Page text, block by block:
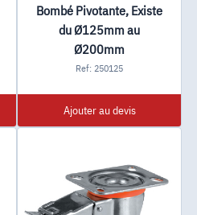
Bombé Pivotante, Existe
du Ø125mm au
Ø200mm
Ref: 250125
Ajouter au devis